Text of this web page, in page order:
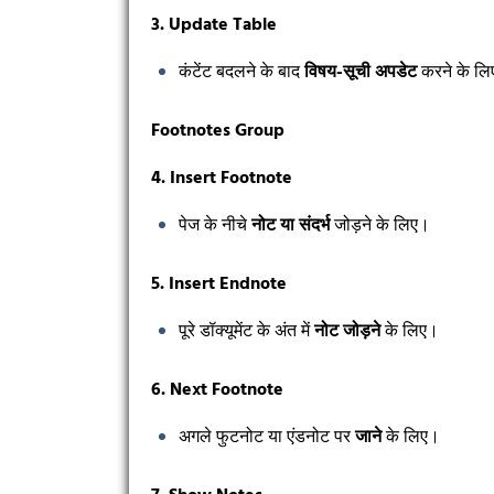
3. Update Table
कंटेंट बदलने के बादविषय-सूची अपडेटकरने के
Footnotes Group
4. Insert Footnote
पेज के नीचेनोट या संदर्भजोड़ने के लिए।
5. Insert Endnote
पूरे डॉक्यूमेंट के अंत मेंनोट जोड़नेके लिए।
6. Next Footnote
अगले फुटनोट या एंडनोट परजानेके लिए।